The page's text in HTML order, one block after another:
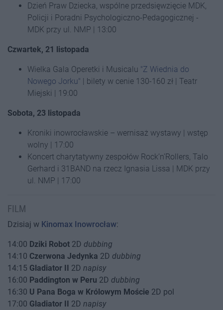
Dzień Praw Dziecka, wspólne przedsięwzięcie MDK,
Policji i Poradni Psychologiczno-Pedagogicznej -
MDK przy ul. NMP | 13:00
Czwartek, 21 listopada
Wielka Gala Operetki i Musicalu "Z Wiednia do
Nowego Jorku" | bilety w cenie 130-160 zł | Teatr
Miejski | 19:00
Sobota, 23 listopada
Kroniki inowrocławskie – wernisaż wystawy | wstęp
wolny | 17:00
Koncert charytatywny zespołów Rock’n’Rollers, Talo
Gerhard i 31BAND na rzecz Ignasia Lissa | MDK przy
ul. NMP | 17:00
FILM
Dzisiaj w Kinomax Inowrocław:
14:00 Dziki Robot 2D dubbing
14:10 Czerwona Jedynka 2D dubbing
14:15 Gladiator II 2D napisy
16:00 Paddington w Peru 2D dubbing
16:30 U Pana Boga w Królowym Moście 2D pol
17:00 Gladiator II 2D napisy